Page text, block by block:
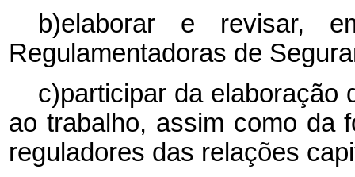
b)elaborar e revisar,
Regulamentadoras de
c)participar da elaboração
ao trabalho, assim como da
reguladores das relações